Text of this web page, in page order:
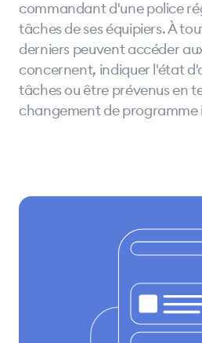
commandant d'une police
tâches de ses équipiers. À
derniers peuvent accéder
concernent, indiquer l'état
tâches ou être prévenus en
changement de programme